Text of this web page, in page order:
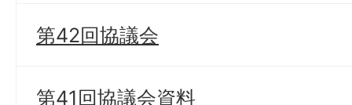
第42回協議会
第41回協議会資料